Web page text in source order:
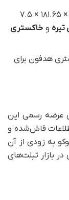
این تبلت با ابعاد ۲۷۸ × ۱۸۱.۶۵ × ۷.۵
تیره و خاکستری
میلی‌متری هدفون برای
عرضه رسمی این
فاش‌شده و
به زودی از آن
در بازار تبلت‌های